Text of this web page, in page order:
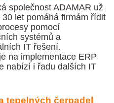
společnost ADAMAR už
let pomáhá firmám řídit
pomocí
systémů a
IT řešení.
na implementace ERP
nabízí i řadu dalších IT
tepelných čerpadel